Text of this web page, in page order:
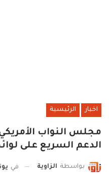
اخبار الرئيسية
مجلس النواب
الدعم السريع على
بواسطة الزاوية في